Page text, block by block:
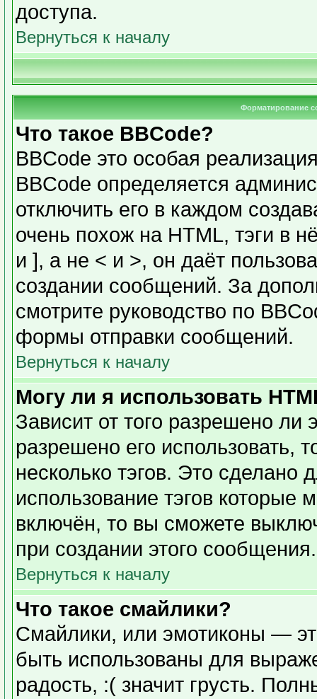
доступа.
Вернуться к началу
Форматирование
Что такое BBCode?
BBCode это особая
BBCode определяется
отключить его в каждом
очень похож на HTML, тэги в
и ], а не < и >, он даёт
создании сообщений. За
смотрите руководство по
формы отправки сообщений.
Вернуться к началу
Могу ли я использовать
Зависит от того разрешено ли
разрешено его использовать,
несколько тэгов. Это сделано
использование тэгов которые
включён, то вы сможете
при создании этого сообщения.
Вернуться к началу
Что такое смайлики?
Смайлики, или эмотиконы —
быть использованы для
радость, :( значит грусть.